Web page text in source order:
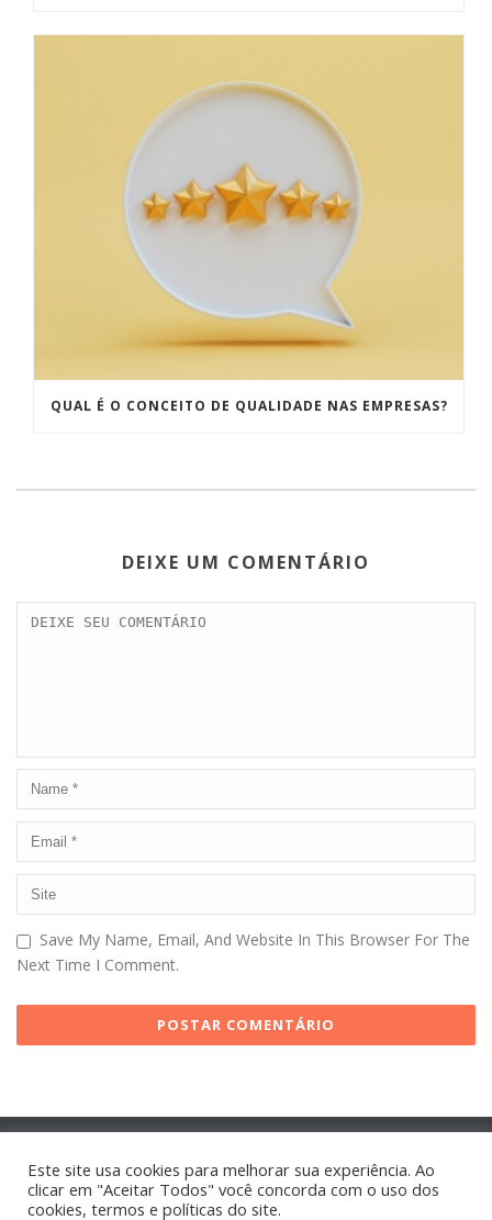
QUAL É O CONCEITO DE QUALIDADE NAS EMPRESAS?
DEIXE UM COMENTÁRIO
Save My Name, Email, And Website In This Browser For The
Next Time I Comment.
Este site usa cookies para melhorar sua experiência. Ao
clicar em "Aceitar Todos" você concorda com o uso dos
cookies, termos e políticas do site.